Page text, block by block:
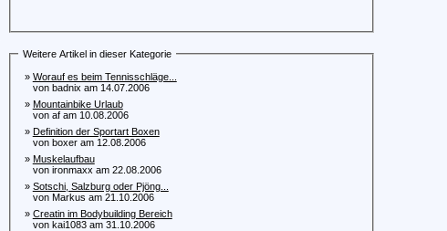
Weitere Artikel in dieser Kategorie
» Worauf es beim Tennisschläge...
von badnix am 14.07.2006
» Mountainbike Urlaub
von af am 10.08.2006
» Definition der Sportart Boxen
von boxer am 12.08.2006
» Muskelaufbau
von ironmaxx am 22.08.2006
» Sotschi, Salzburg oder Pjöng...
von Markus am 21.10.2006
» Creatin im Bodybuilding Bereich
von kai1083 am 31.10.2006